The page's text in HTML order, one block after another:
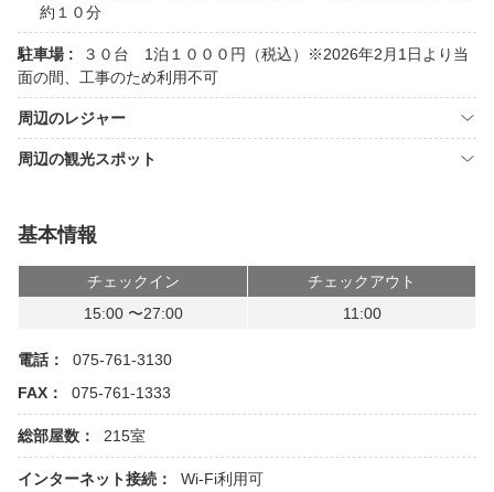
約１０分
駐車場 :
３０台 1泊１０００円（税込）※2026年2月1日より当
面の間、工事のため利用不可
周辺のレジャー
周辺の観光スポット
基本情報
チェックイン
チェックアウト
15:00 〜27:00
11:00
電話：
075-761-3130
FAX：
075-761-1333
総部屋数： 215室
インターネット接続： Wi-Fi利用可